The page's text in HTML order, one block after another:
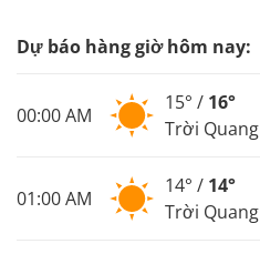
Dự báo hàng giờ hôm nay:
00:00 AM
15° / 16°
Trời Quang
01:00 AM
14° / 14°
Trời Quang